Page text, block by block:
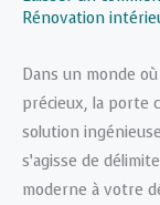
Rénovation
Dans un monde
précieux, la porte
solution
s’agisse de
moderne à votre